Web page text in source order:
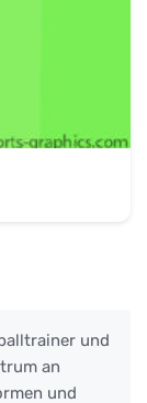
und
an
und